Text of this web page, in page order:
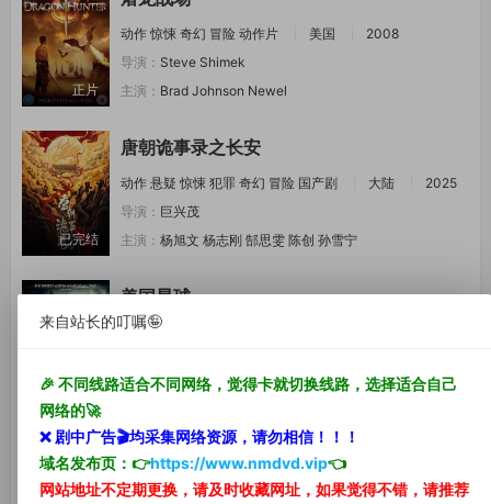
正片
动作 惊悚 奇幻 冒险 动作片 美国
2008
导演： Steve Shimek
主演： Brad Johnson Newel
已完结
唐朝诡事录之长安
动作 悬疑 惊悚 犯罪 奇幻 冒险 国产剧 大陆
2025
导演： 巨兴茂
主演： 杨旭文 杨志刚 郜思雯 陈创 孙雪宁
正片
美国星球
喜剧 动作
主演：Elma Alijagic 沃尔夫冈
巨蟒1
动作 惊悚 动作片 大陆
2021
来自站长的叮嘱🤪
🎉 不同线路适合不同网络，觉得卡就切换线路，选择适合自己
网络的🚀
❌ 剧中广告🎬均采集网络资源， 请勿相信！！！
域名发布页：👉https://www.nmdvd.vip👈
网站地址不定期更换，请及时收藏网址，如果觉得不错，请推荐